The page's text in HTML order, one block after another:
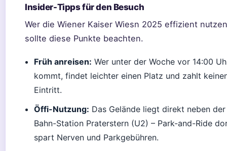
Insider-Tipps für den Besuch
Wer die Wiener Kaiser Wiesn 2025 effizient
sollte diese Punkte beachten.
Früh anreisen: Wer unter der Woche vor 14:00
kommt, findet leichter einen Platz und zahlt
Eintritt.
Öffi-Nutzung: Das Gelände liegt direkt neben
Bahn-Station Praterstern (U2) – Park-and-Ride
spart Nerven und Parkgebühren.